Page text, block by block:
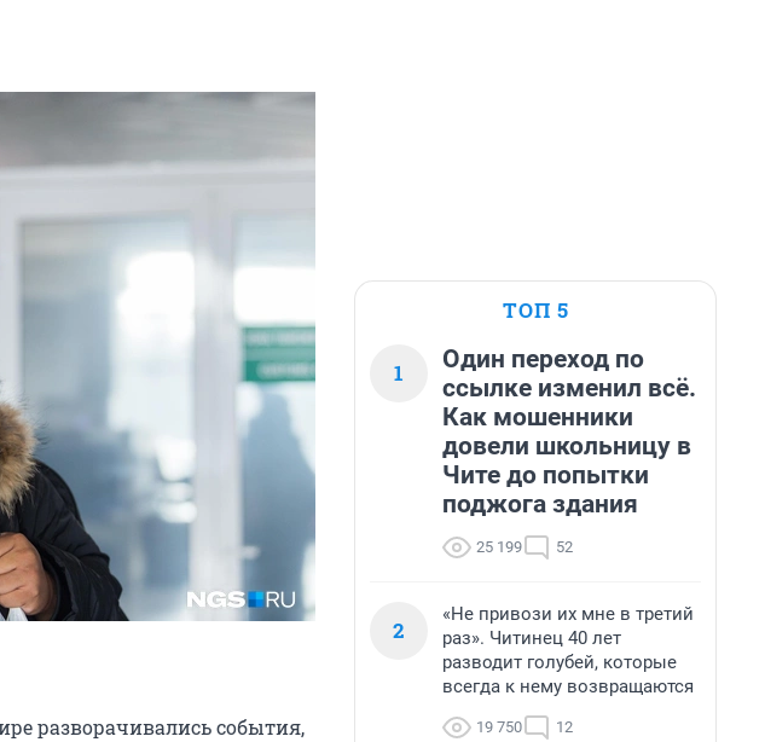
разворачивались события,
ТОП 5
1
Один переход по
ссылке изменил всё.
Как мошенники
довели школьницу в
Чите до попытки
поджога здания
25 199 52
2
«Не привози их мне в третий
раз». Читинец 40 лет
разводит голубей, которые
всегда к нему возвращаются
19 750 12